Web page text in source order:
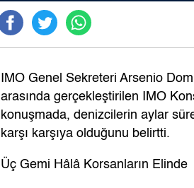
IMO Genel Sekreteri Arsenio
arasında gerçekleştirilen IMO
konuşmada, denizcilerin aylar
karşı karşıya olduğunu belirtti.
Üç Gemi Hâlâ Korsanların Elinde